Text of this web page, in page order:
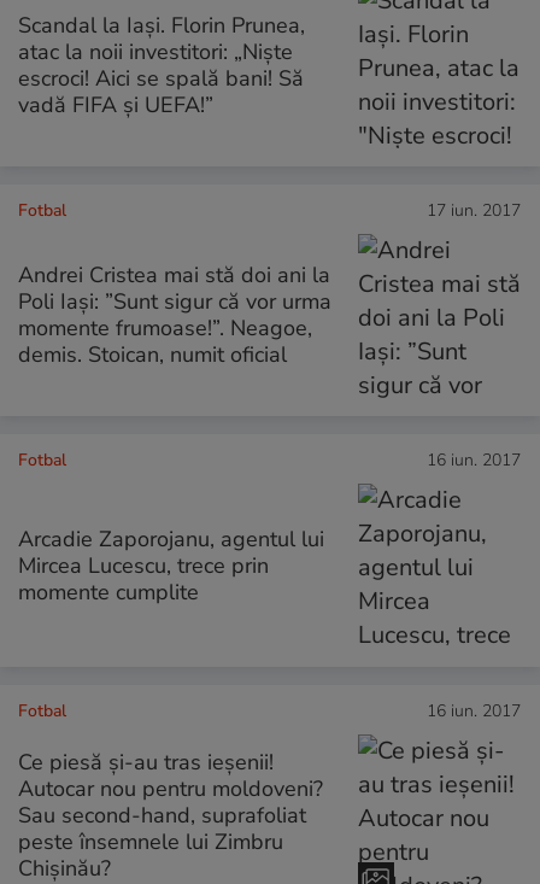
Scandal la Iași. Florin Prunea,
atac la noii investitori: „Niște
escroci! Aici se spală bani! Să
vadă FIFA și UEFA!”
Fotbal 17 iun. 2017
Andrei Cristea mai stă doi ani la
Poli Iași: ”Sunt sigur că vor urma
momente frumoase!”. Neagoe,
demis. Stoican, numit oficial
Fotbal 16 iun. 2017
Arcadie Zaporojanu, agentul lui
Mircea Lucescu, trece prin
momente cumplite
Fotbal 16 iun. 2017
Ce piesă și-au tras ieșenii!
Autocar nou pentru moldoveni?
Sau second-hand, suprafoliat
peste însemnele lui Zimbru
Chișinău?